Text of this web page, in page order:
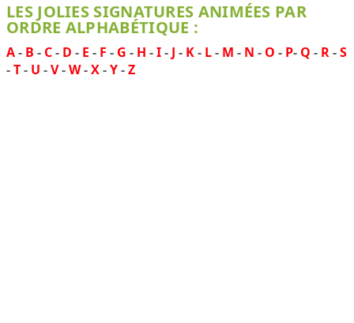
LES JOLIES SIGNATURES ANIMÉES PAR
ORDRE ALPHABÉTIQUE :
A- B - C- D - E - F - G - H -I- J - K- L- M - N - O - P- Q - R-S
-T- U -V-W-X-Y-Z